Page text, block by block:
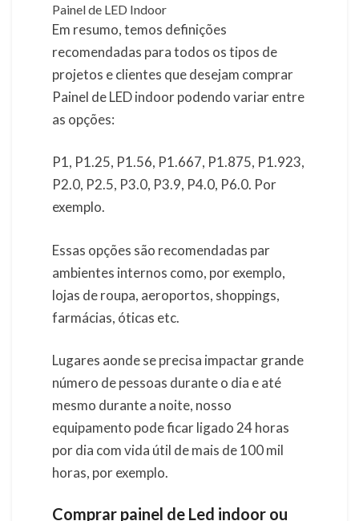
Painel de LED Indoor
Em resumo, temos definições
recomendadas para todos os tipos de
projetos e clientes que desejam comprar
Painel de LED indoor podendo variar entre
as opções:
P1, P1.25, P1.56, P1.667, P1.875, P1.923,
P2.0, P2.5, P3.0, P3.9, P4.0, P6.0. Por
exemplo.
Essas opções são recomendadas par
ambientes internos como, por exemplo,
lojas de roupa, aeroportos, shoppings,
farmácias, óticas etc.
Lugares aonde se precisa impactar grande
número de pessoas durante o dia e até
mesmo durante a noite, nosso
equipamento pode ficar ligado 24 horas
por dia com vida útil de mais de 100 mil
horas, por exemplo.
Comprar painel de Led indoor ou